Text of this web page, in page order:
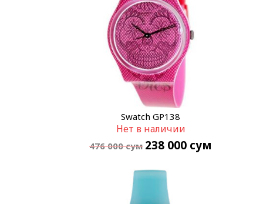
Swatch GP138
Нет в наличии
476 000сум 238 000 сум